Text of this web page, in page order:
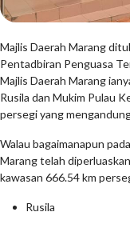
Majlis Daerah Marang
Pentadbiran Penguasa
Majlis Daerah Marang
Rusila dan Mukim Pulau
persegi yang
Walau bagaimanapun
Marang telah
kawasan 666.54 km
Rusila